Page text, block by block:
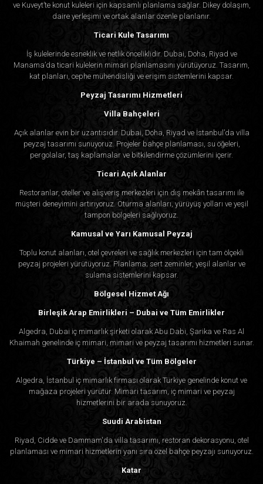
ve Kuveyt’te konut kuleleri için kapsamlı planlama sağlar. Dikey dolaşım,
daire yerleşimi ve ortak alanlar özenle planlanır.
Ticari Kule Tasarımı
İş kulelerinde esneklik ve netlik önceliklidir. Dubai, Doha, Riyad ve
Manama’da ticari kulelerin mimari planlamasını yürütüyoruz. Tasarım,
kat planları, cephe mühendisliği ve erişim sistemlerini kapsar.
Peyzaj Tasarımı Hizmetleri
Villa Bahçeleri
Açık alanlar evin bir uzantısıdır. Dubai, Doha, Riyad ve İstanbul’da villa
peyzaj tasarımı sunuyoruz. Projeler bahçe planlaması, su öğeleri,
pergolalar, taş kaplamalar ve bitkilendirme çözümlerini içerir.
Ticari Açık Alanlar
Restoranlar, oteller ve alışveriş merkezleri için dış mekân tasarımı ile
müşteri deneyimini artırıyoruz. Oturma alanları, yürüyüş yolları ve yeşil
tampon bölgeleri sağlıyoruz.
Kamusal ve Yarı Kamusal Peyzaj
Toplu konut alanları, otel çevreleri ve sağlık merkezleri için tam ölçekli
peyzaj projeleri yürütüyoruz. Planlama; sert zeminler, yeşil alanlar ve
sulama sistemlerini kapsar.
Bölgesel Hizmet Ağı
Birleşik Arap Emirlikleri – Dubai ve Tüm Emirlikler
Algedra, Dubai iç mimarlık şirketi olarak Abu Dabi, Şarika ve Ras Al
Khaimah genelinde iç mimari, mimari ve peyzaj tasarımı hizmetleri sunar.
Türkiye – İstanbul ve Tüm Bölgeler
Algedra, İstanbul iç mimarlık firması olarak Türkiye genelinde konut ve
mağaza projeleri yürütür. Mimari tasarım, iç mimari ve peyzaj
hizmetlerini bir arada sunuyoruz.
Suudi Arabistan
Riyad, Cidde ve Dammam'da villa tasarımı, restoran dekorasyonu, otel
planlaması ve mimari hizmetlerin yanı sıra özel bahçe peyzajı sunuyoruz.
Katar